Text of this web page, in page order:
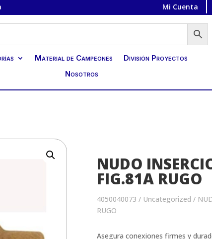
Mi Cuenta
Material de Campeones
División Proyectos
Nosotros
NUDO
FIG.81A RUGO
4050040073 / Uncategorized /
RUGO
Asegura conexiones firmes y